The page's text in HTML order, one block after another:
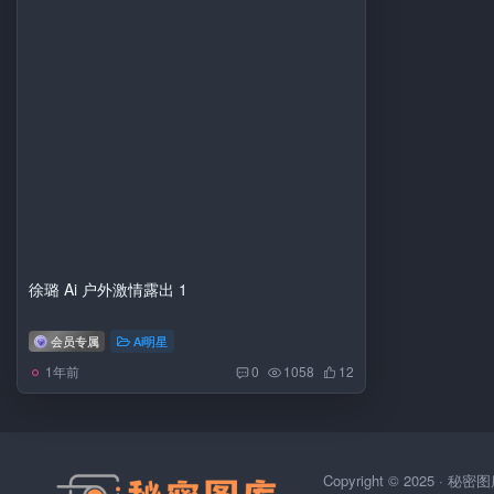
徐璐 Ai 户外激情露出 1
会员专属 Ai明星
1年前 0 1058 12
Copyright © 2025 ·秘密